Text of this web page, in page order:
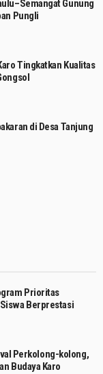
Gunung
Pungli
Tingkatkan Kualitas
di Desa Tanjung
Prioritas
Berprestasi
Perkolong-kolong,
Budaya Karo